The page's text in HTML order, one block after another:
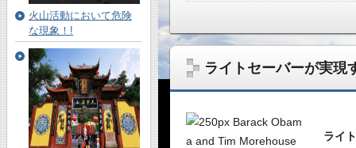
ライトセーバーが実現
ライ
火山活動において危険
な現象！!